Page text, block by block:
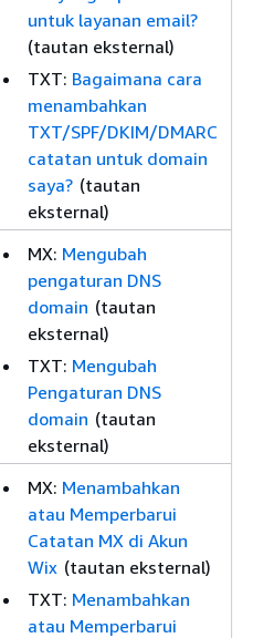
untuk layanan email?
(tautan eksternal)
TXT: Bagaimana cara
menambahkan
TXT/SPF/DKIM/DMARC
catatan untuk domain
saya? (tautan
eksternal)
MX: Mengubah
pengaturan DNS
domain (tautan
eksternal)
TXT: Mengubah
Pengaturan DNS
domain (tautan
eksternal)
MX: Menambahkan
atau Memperbarui
Catatan MX di Akun
Wix (tautan eksternal)
TXT: Menambahkan
atau Memperbarui